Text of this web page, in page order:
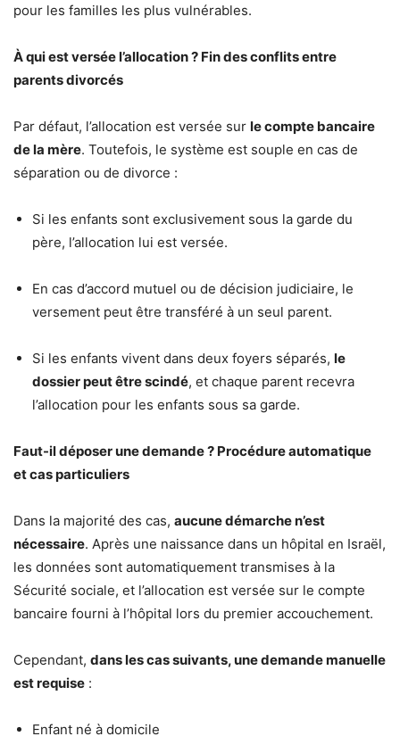
pour les familles les plus vulnérables.
À qui est versée l’allocation ? Fin des conflits entre
parents divorcés
Par défaut, l’allocation est versée sur le compte bancaire
de la mère. Toutefois, le système est souple en cas de
séparation ou de divorce :
Si les enfants sont exclusivement sous la garde du
père, l’allocation lui est versée.
En cas d’accord mutuel ou de décision judiciaire, le
versement peut être transféré à un seul parent.
Si les enfants vivent dans deux foyers séparés, le
dossier peut être scindé, et chaque parent recevra
l’allocation pour les enfants sous sa garde.
Faut-il déposer une demande ? Procédure automatique
et cas particuliers
Dans la majorité des cas, aucune démarche n’est
nécessaire. Après une naissance dans un hôpital en Israël,
les données sont automatiquement transmises à la
Sécurité sociale, et l’allocation est versée sur le compte
bancaire fourni à l’hôpital lors du premier accouchement.
Cependant, dans les cas suivants, une demande manuelle
est requise :
Enfant né à domicile